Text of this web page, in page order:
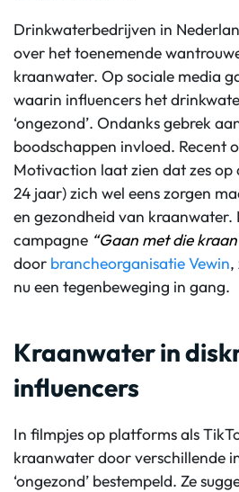
Drinkwaterbedrijven in
over het toenemende
kraanwater. Op sociale media
waarin influencers het
‘ongezond’. Ondanks gebrek
boodschappen invloed. Recent
Motivaction laat zien dat zes op
24 jaar) zich wel eens zorgen
en gezondheid van kraanwater.
campagne “Gaan met die
door brancheorganisatie Vewin,
nu een tegenbeweging in gang.
Kraanwater in
influencers
In filmpjes op platforms als
kraanwater door verschillende
‘ongezond’ bestempeld. Ze